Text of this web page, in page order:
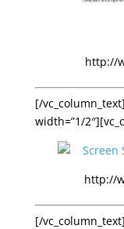
http://
[/
width=”1/
http://
[/